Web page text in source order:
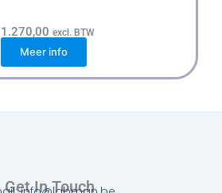
1.270,00 excl. BTW
Meer info
Get In Touch